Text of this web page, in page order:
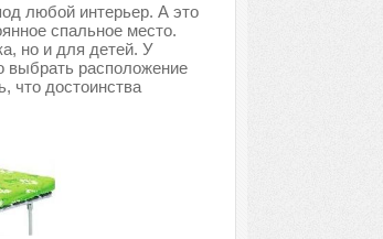
любой интерьер. А это
спальное место.
но и для детей. У
выбрать расположение
что достоинства